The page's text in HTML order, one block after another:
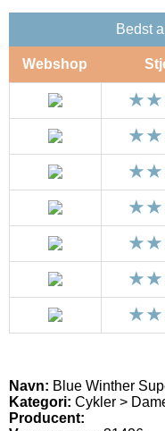
Bedst
Webshop
Navn: Blue Winther
Kategori: Cykler >
Producent: